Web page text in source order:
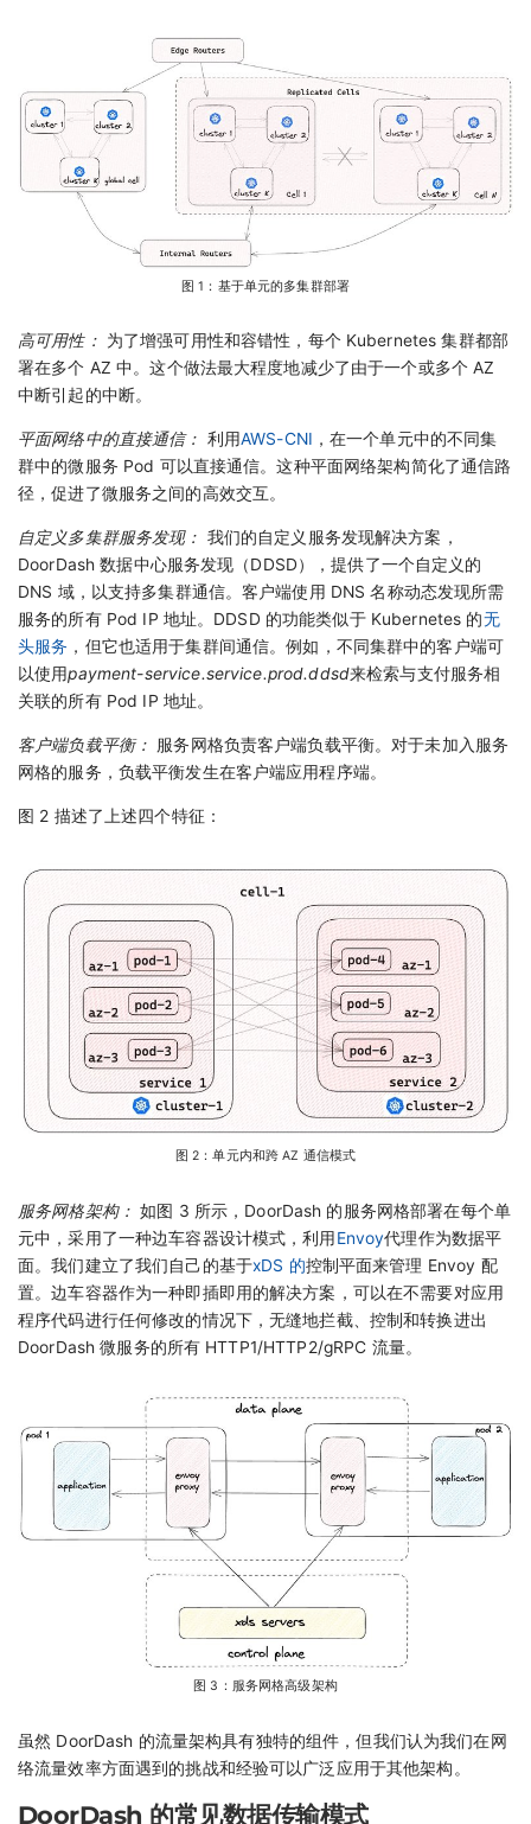
图 1：基于单元的多集群部署
高可用性： 为了增强可用性和容错性，每个 Kubernetes 集群都部
署在多个 AZ 中。这个做法最大程度地减少了由于一个或多个 AZ
中断引起的中断。
平面网络中的直接通信： 利用AWS-CNI ，在一个单元中的不同集
群中的微服务 Pod 可以直接通信。这种平面网络架构简化了通信路
径，促进了微服务之间的高效交互。
自定义多集群服务发现： 我们的自定义服务发现解决方案，
DoorDash 数据中心服务发现（DDSD），提供了一个自定义的
DNS 域，以支持多集群通信。客户端使用 DNS 名称动态发现所需
服务的所有 Pod IP 地址。DDSD 的功能类似于 Kubernetes 的无
头服务 ，但它也适用于集群间通信。例如，不同集群中的客户端可
以使用payment-service.service.prod.ddsd来检索与支付服务相
关联的所有 Pod IP 地址。
客户端负载平衡： 服务网格负责客户端负载平衡。对于未加入服务
网格的服务，负载平衡发生在客户端应用程序端。
图 2 描述了上述四个特征：
图 2：单元内和跨 AZ 通信模式
服务网格架构： 如图 3 所示，DoorDash 的服务网格部署在每个单
元中，采用了一种边车容器设计模式，利用 Envoy代理作为数据平
面。我们建立了我们自己的基于xDS 的控制平面来管理 Envoy 配
置。边车容器作为一种即插即用的解决方案，可以在不需要对应用
程序代码进行任何修改的情况下，无缝地拦截、控制和转换进出
DoorDash 微服务的所有 HTTP1/HTTP2/gRPC 流量。
图 3：服务网格高级架构
虽然 DoorDash 的流量架构具有独特的组件，但我们认为我们在网
络流量效率方面遇到的挑战和经验可以广泛应用于其他架构。
DoorDash 的常见数据传输模式